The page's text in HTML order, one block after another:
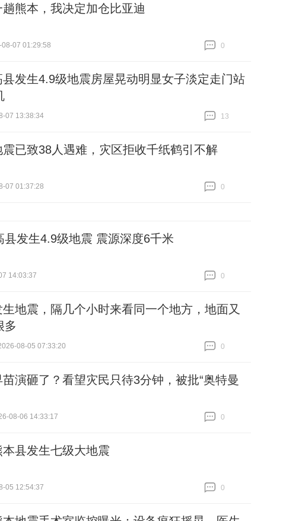
熊本，我决定加仓比亚迪
07 01:29:58
0
县发生4.9级地震房屋晃动明显女子淡定走门站
07 13:38:34
13
震已致38人遇难，灾区拒收千纸鹤引不解
07 01:37:28
0
县发生4.9级地震 震源深度6千米
14:03:37
0
生地震，隔几个小时来看同一个地方，地面又
多
08-05 07:33:20
0
苗演砸了？看望灾民只待3分钟，被批“奥特曼
08-06 14:33:17
0
本县发生七级大地震
05 12:54:37
0